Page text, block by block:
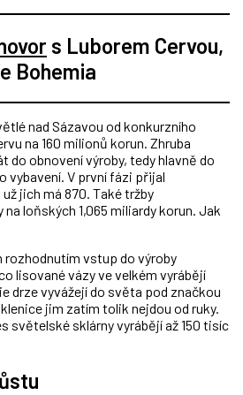
s Luborem Cervou,
Bohemia
nad Sázavou od konkurzního
na 160 milionů korun. Zhruba
do obnovení výroby, tedy hlavně do
vybavení. V první fázi přijal
jich má 870. Také tržby
loňských 1,065 miliardy korun. Jak
rozhodnutím vstup do výroby
lisované vázy ve velkém vyrábějí
drze vyvážejí do světa pod značkou
jim zatím tolik nejdou od ruky.
světelské sklárny vyrábějí až 150 tisíc